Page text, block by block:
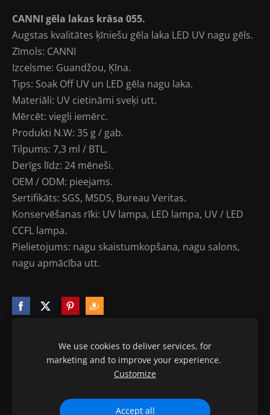
CANNI gēla lakas krāsa 055.
Augstas kvalitātes ķīniešu gēla laka LED UV nagu gēls.
Zīmols: CANNI
Izcelsme: Guandžou, Ķīna.
Tips: Soak Off UV un LED gēla nagu laka.
Materiāli: UV cietināmi sveķi utt.
Mērcēt: viegli iemērc.
Produkti N.W: 35 g / gab.
Tilpums: 7,3 ml / BTL.
Derīgs līdz: 24 mēneši.
OEM / ODM: pieejams.
Sertifikāts: SGS, MSDS, Bureau Veritas.
Konservēšanas rīki: UV lampa, LED lampa, UV / LED
CCFL lampa.
Pielietojums: nagu skaistumkopšana, nagu salons,
nagu apmācība utt.
Sīkdatnes
© 2010-2020 ptb.lv visas tiesības aizsargātas.
We use cookies to deliver services, for
marketing and to improve your experience.
Customize
Accept all